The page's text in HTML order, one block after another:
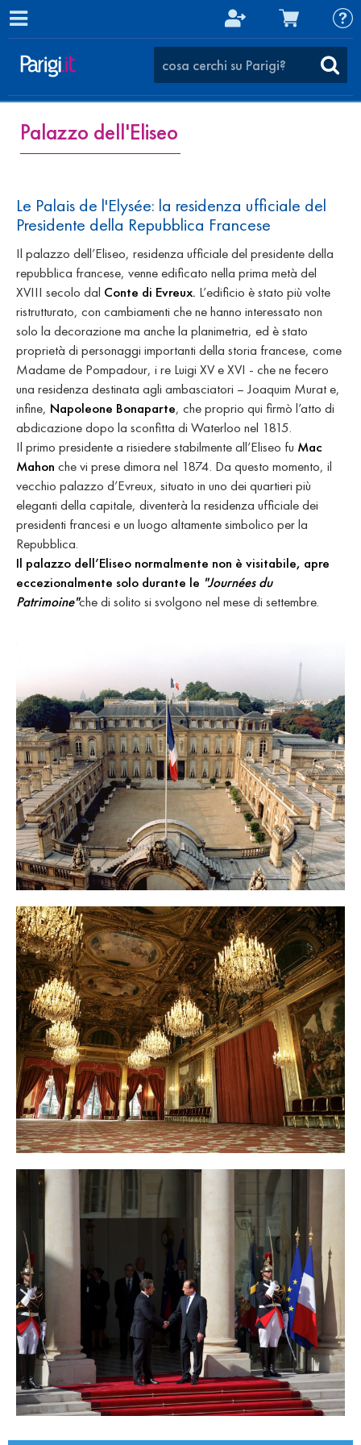
Palazzo dell'Eliseo
Le Palais de l'Elysée: la residenza ufficiale del
Presidente della Repubblica Francese
Il palazzo dell’Eliseo, residenza ufficiale del presidente della
repubblica francese, venne edificato nella prima metà del
XVIII secolo dal Conte di Evreux. L’edificio è stato più volte
ristrutturato, con cambiamenti che ne hanno interessato non
solo la decorazione ma anche la planimetria, ed è stato
proprietà di personaggi importanti della storia francese, come
Madame de Pompadour, i re Luigi XV e XVI - che ne fecero
una residenza destinata agli ambasciatori – Joaquim Murat e,
infine, Napoleone Bonaparte, che proprio qui firmò l’atto di
abdicazione dopo la sconfitta di Waterloo nel 1815.
Il primo presidente a risiedere stabilmente all’Eliseo fu Mac
Mahon che vi prese dimora nel 1874. Da questo momento, il
vecchio palazzo d’Evreux, situato in uno dei quartieri più
eleganti della capitale, diventerà la residenza ufficiale dei
presidenti francesi e un luogo altamente simbolico per la
Repubblica.
Il palazzo dell’Eliseo normalmente non è visitabile, apre
eccezionalmente solo durante le "Journées du
Patrimoine"che di solito si svolgono nel mese di settembre.